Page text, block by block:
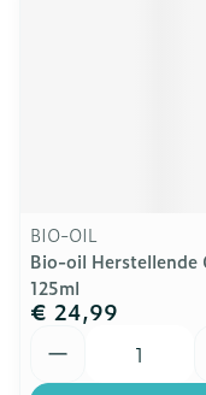
BIO-OIL
Bio-oil Herstellende
125ml
€ 24,99